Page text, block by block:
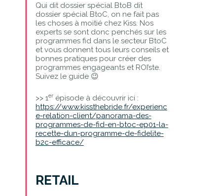
Qui dit dossier spécial BtoB dit
dossier spécial BtoC, on ne fait pas
les choses à moitié chez Kiss. Nos
experts se sont donc penchés sur les
programmes fid dans le secteur BtoC
et vous donnent tous leurs conseils et
bonnes pratiques pour créer des
programmes engageants et ROI’ste.
Suivez le guide 😉
>> 1erépisode à découvrir ici :
https://www.kissthebride.fr/experienc
e-relation-client/panorama-des-
programmes-de-fid-en-btoc-ep01-la-
recette-dun-programme-de-fidelite-
b2c-efficace/
RETAIL